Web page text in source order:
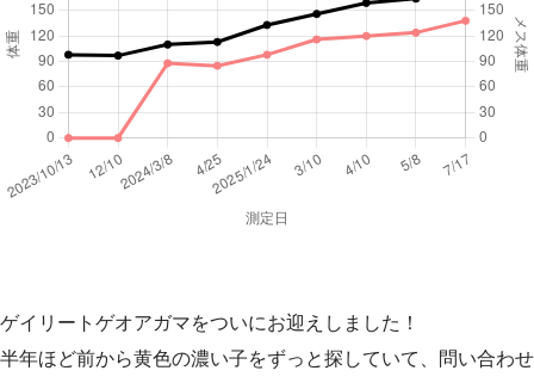
ゲイリートゲオアガマをついにお迎えしました！
半年ほど前から黄色の濃い子をずっと探していて、問い合わせ